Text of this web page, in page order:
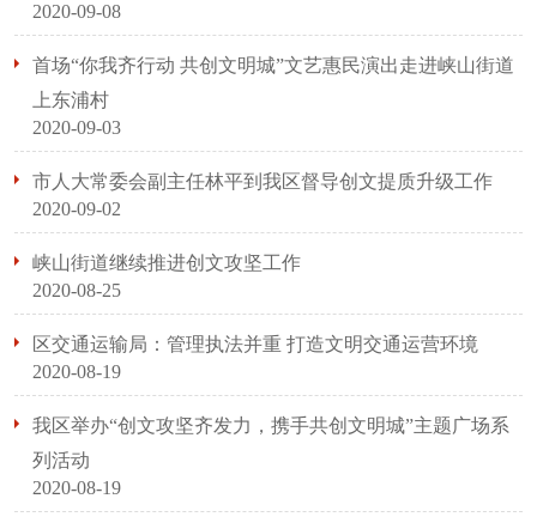
2020-09-08
首场“你我齐行动 共创文明城”文艺惠民演出走进峡山街道
上东浦村
2020-09-03
市人大常委会副主任林平到我区督导创文提质升级工作
2020-09-02
峡山街道继续推进创文攻坚工作
2020-08-25
区交通运输局：管理执法并重 打造文明交通运营环境
2020-08-19
我区举办“创文攻坚齐发力，携手共创文明城”主题广场系
列活动
2020-08-19